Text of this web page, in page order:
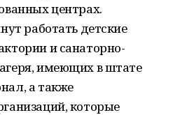
центрах.
работать детские
и санаторно-
имеющих в штате
а также
которые